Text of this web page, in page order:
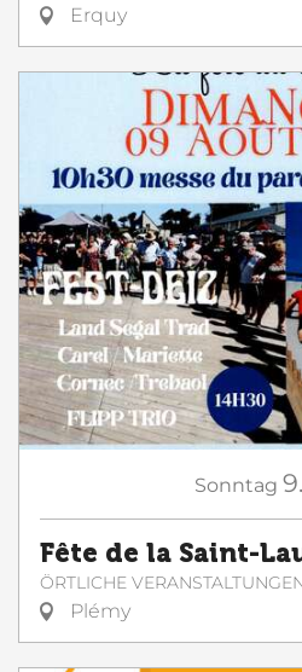
Erquy
Sonntag 9.
Fête de la Saint-
ÖRTLICHE
Plémy